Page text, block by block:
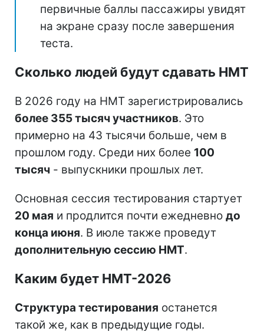
первичные баллы пассажиры увидят
на экране сразу после завершения
теста.
Сколько людей будут сдавать НМТ
В 2026 году на НМТ зарегистрировались
более 355 тысяч участников. Это
примерно на 43 тысячи больше, чем в
прошлом году. Среди них более 100
тысяч - выпускники прошлых лет.
Основная сессия тестирования стартует
20 мая и продлится почти ежедневно до
конца июня. В июле также проведут
дополнительную сессию НМТ.
Каким будет НМТ-2026
Структура тестирования останется
такой же, как в предыдущие годы.